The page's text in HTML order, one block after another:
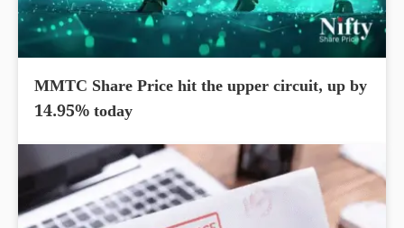
MMTC Share Price hit the upper circuit, up by
14.95% today